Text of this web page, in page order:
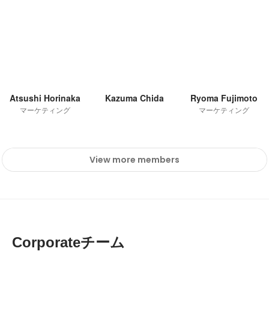
Atsushi Horinaka
マーケティング
Kazuma Chida Ryoma Fujimoto
マーケティング
View more members
Corporateチーム